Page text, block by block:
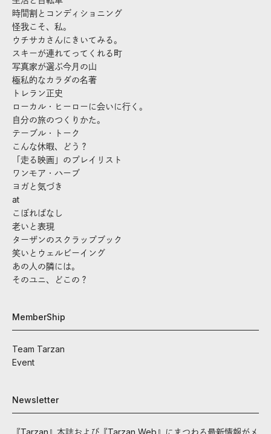
時間割とコンディショニング
怪我こそ、私。
ウチサカさんにきいてみる。
スキーが連れてってくれる町
写真家が選ぶ今月の山
極私的なカラダの名著
トレラン正史
ローカル・ヒーローに会いに行く。
自分の旅のつくりかた。
テーブル・トーク
こんな休暇、どう？
「走る映画」のプレイリスト
ワンモア・ハーブ
ヨガと気づき
at
こぼればなし
老いと表現
ターザンのスクラップブック
笑いとウェルビーイング
あの人の隣には。
そのユニ、どこの？
MemberShip
Team Tarzan
Event
Newsletter